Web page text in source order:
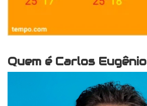
Quem é Carlos Eugênio